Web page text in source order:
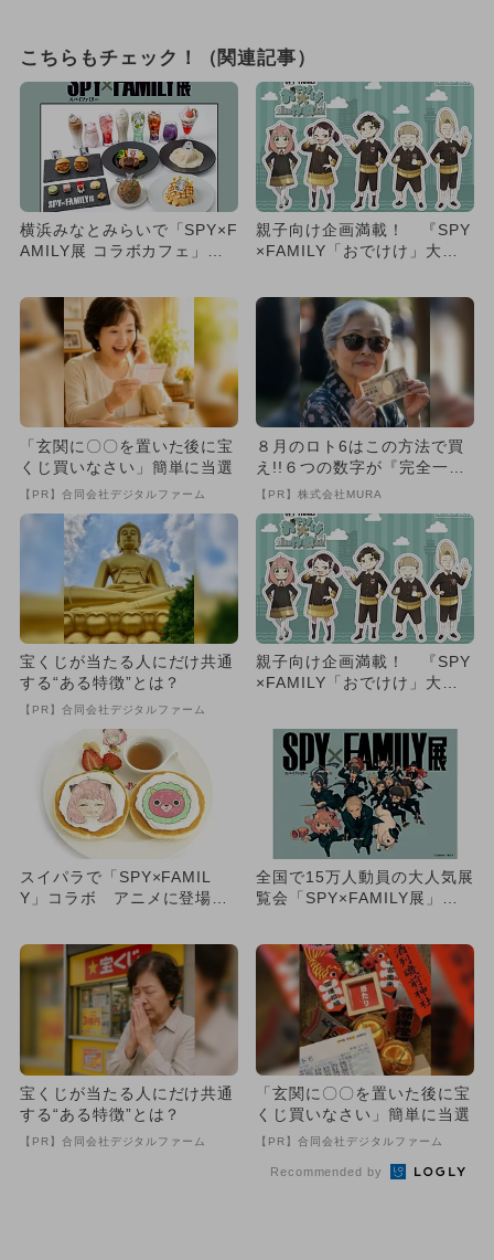
こちらもチェック！（関連記事）
横浜みなとみらいで「SPY×F
AMILY展 コラボカフェ」が
親子向け企画満載！ 『SPY
×FAMILY「おでけけ」大作
「玄関に〇〇を置いた後に宝
くじ買いなさい」簡単に当選
【PR】合同会社デジタルファーム
８月のロト6はこの方法で買
え!!６つの数字が『完全一
致』する方法
【PR】株式会社MURA
宝くじが当たる人にだけ共通
する“ある特徴”とは？
【PR】合同会社デジタルファーム
親子向け企画満載！ 『SPY
×FAMILY「おでけけ」大作
スイパラで「SPY×FAMIL
Y」コラボ アニメに登場す
全国で15万人動員の大人気展
覧会「SPY×FAMILY展」が
宝くじが当たる人にだけ共通
する“ある特徴”とは？
【PR】合同会社デジタルファーム
「玄関に〇〇を置いた後に宝
くじ買いなさい」簡単に当選
【PR】合同会社デジタルファーム
Recommended by